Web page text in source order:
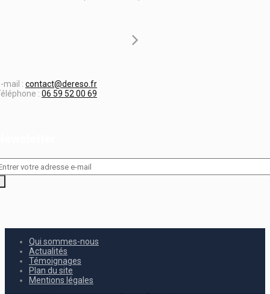
mail : contact@dereso.fr
: 06 59 52 00 69
Qui sommes-nous
Actualités
Témoignages
Plan du site
Mentions légales